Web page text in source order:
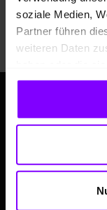
soziale Medien,
Partner führen
weiteren Daten
gesammelt haben.
Anti-